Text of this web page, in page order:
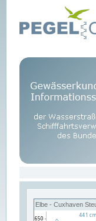
Elbe - Cuxhaven